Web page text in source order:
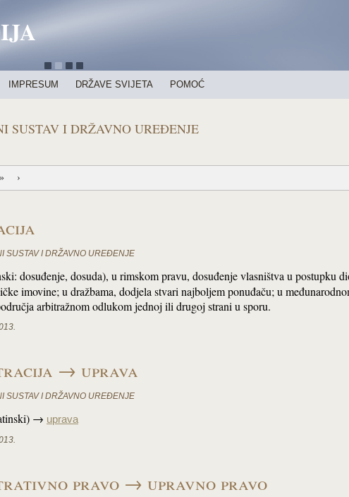
IMPRESUM DRŽAVE SVIJETA POMOĆ
SUSTAV I DRŽAVNO UREĐENJE
» ›
SUSTAV I DRŽAVNO UREĐENJE
dosuđenje, dosuda), u rimskom pravu, dosuđenje vlasništva u postupku
imovine; u dražbama, dodjela stvari najboljem ponuđaču; u
arbitražnom odlukom jednoj ili drugoj strani u sporu.
→ uprava
SUSTAV I DRŽAVNO UREĐENJE
→ uprava
pravo → upravno pravo